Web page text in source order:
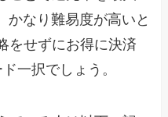
かなり難易度が高いと
をせずにお得に決済
一択でしょう。